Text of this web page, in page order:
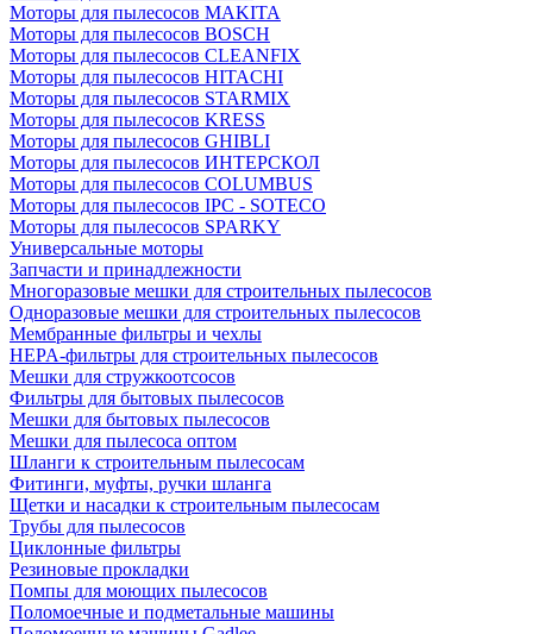
Моторы для пылесосов MAKITA
Моторы для пылесосов BOSCH
Моторы для пылесосов CLEANFIX
Моторы для пылесосов HITACHI
Моторы для пылесосов STARMIX
Моторы для пылесосов KRESS
Моторы для пылесосов GHIBLI
Моторы для пылесосов ИНТЕРСКОЛ
Моторы для пылесосов COLUMBUS
Моторы для пылесосов IPC - SOTECO
Моторы для пылесосов SPARKY
Универсальные моторы
Запчасти и принадлежности
Многоразовые мешки для строительных пылесосов
Одноразовые мешки для строительных пылесосов
Мембранные фильтры и чехлы
HEPA-фильтры для строительных пылесосов
Мешки для стружкоотсосов
Фильтры для бытовых пылесосов
Мешки для бытовых пылесосов
Мешки для пылесоса оптом
Шланги к строительным пылесосам
Фитинги, муфты, ручки шланга
Щетки и насадки к строительным пылесосам
Трубы для пылесосов
Циклонные фильтры
Резиновые прокладки
Помпы для моющих пылесосов
Поломоечные и подметальные машины